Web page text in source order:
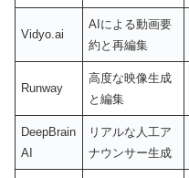
Vidyo.ai
AIによる動画要
約と再編集
Runway
高度な映像生成
と編集
DeepBrain
AI
リアルな人工ア
ナウンサー生成